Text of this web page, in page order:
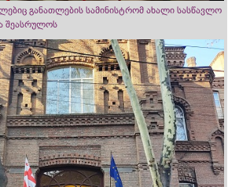
განათლების სამინისტრომ ახალი სასწავლო
შეასრულოს